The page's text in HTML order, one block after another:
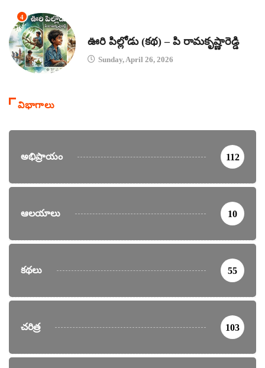
4
ఊరి పిల్లోడు (కథ) – పి రామకృష్ణారెడ్డి
Sunday, April 26, 2026
విభాగాలు
అభిప్రాయం 112
ఆలయాలు 10
కథలు 55
చరిత్ర 103